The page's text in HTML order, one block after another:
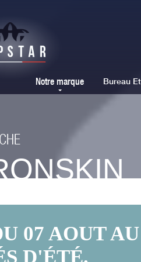
Notre marque Bureau
07 AOUT
D'ÉTÉ.